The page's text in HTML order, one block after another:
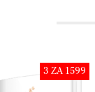
3 ZA 1599